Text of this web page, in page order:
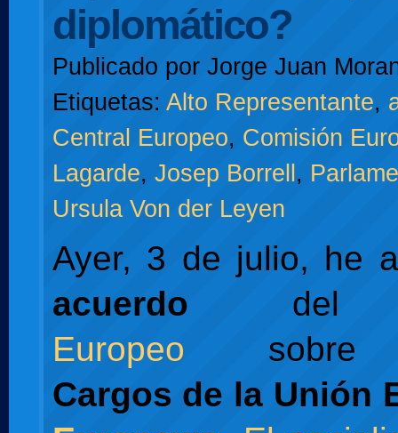
diplomático?
Publicado por Jorge Juan
Etiquetas: Alto Representante,
Central Europeo, Comisión
Lagarde, Josep Borrell,
Ursula Von der Leyen
Ayer, 3 de julio, he
acuerdo
Europeo
Cargos de la Unión